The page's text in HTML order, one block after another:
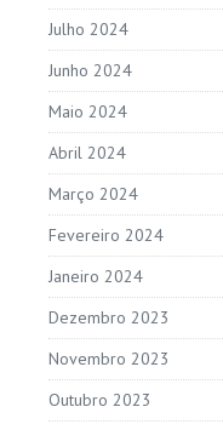
Julho 2024
Junho 2024
Maio 2024
Abril 2024
Março 2024
Fevereiro 2024
Janeiro 2024
Dezembro 2023
Novembro 2023
Outubro 2023